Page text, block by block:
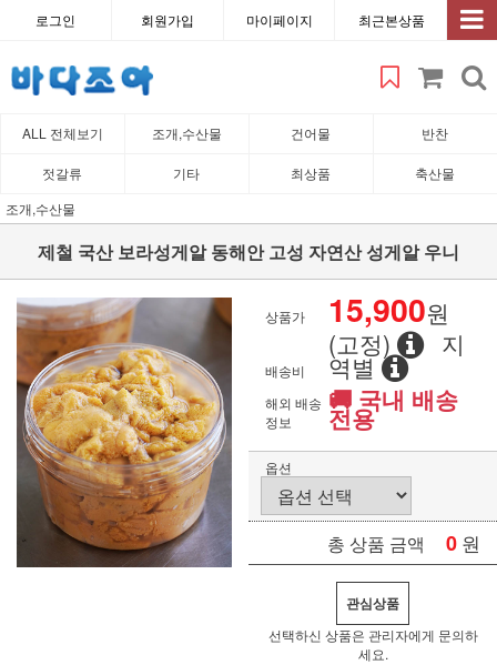
로그인 회원가입 마이페이지 최근본상품
ALL 전체보기 조개,수산물 건어물 반찬
젓갈류 기타 최상품
축산물
조개,수산물
제철 국산 보라성게알 동해안 고성 자연산 성게알 우니
상품가 15,900원
배송비
(고정) 지
역별
해외 배송
정보
🚚 국내 배송
전용
옵션
총 상품 금액 0 원
관심상품
선택하신 상품은 관리자에게 문의하
세요.